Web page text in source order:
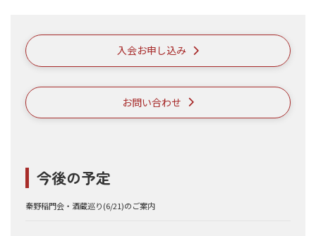
入会お申し込み
お問い合わせ
今後の予定
秦野稲門会・酒蔵巡り(6/21)のご案内